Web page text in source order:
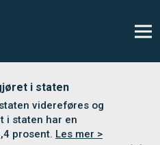
i staten
videreføres og
i staten har en
prosent. Les mer >